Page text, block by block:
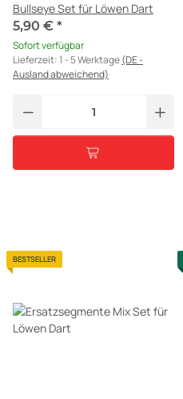
Bullseye Set für Löwen Dart
5,90 € *
Sofort verfügbar
Lieferzeit:1 - 5 Werktage(DE -
Ausland abweichend)
BESTSELLER